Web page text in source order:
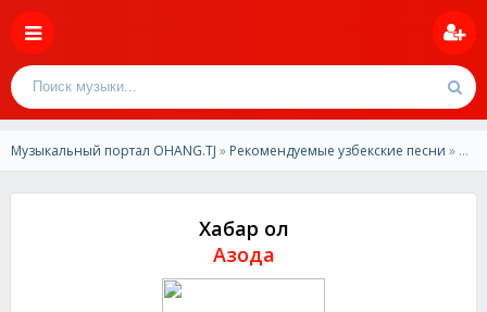
Музыкальный портал OHANG.TJ » Рекомендуемые узбекские песни » Азода - Хабар ол
Хабар ол
Азода